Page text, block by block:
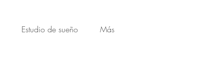
Estudio de sueño Más